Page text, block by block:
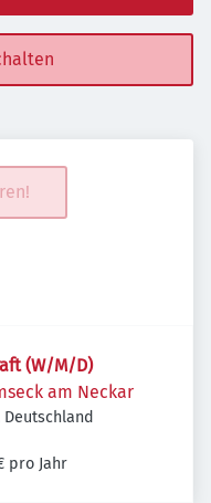
(W/M/D)
am Neckar
Deutschland
pro Jahr